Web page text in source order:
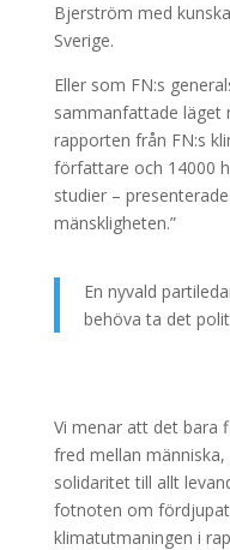
Bjerström med
Sverige.
Eller som FN:s
sammanfattade läget
rapporten från FN:s
författare och 14000
studier –
mänskligheten.”
En nyvald
behöva ta det
Vi menar att det bara
fred mellan
solidaritet till allt
fotnoten om
klimatutmaningen i